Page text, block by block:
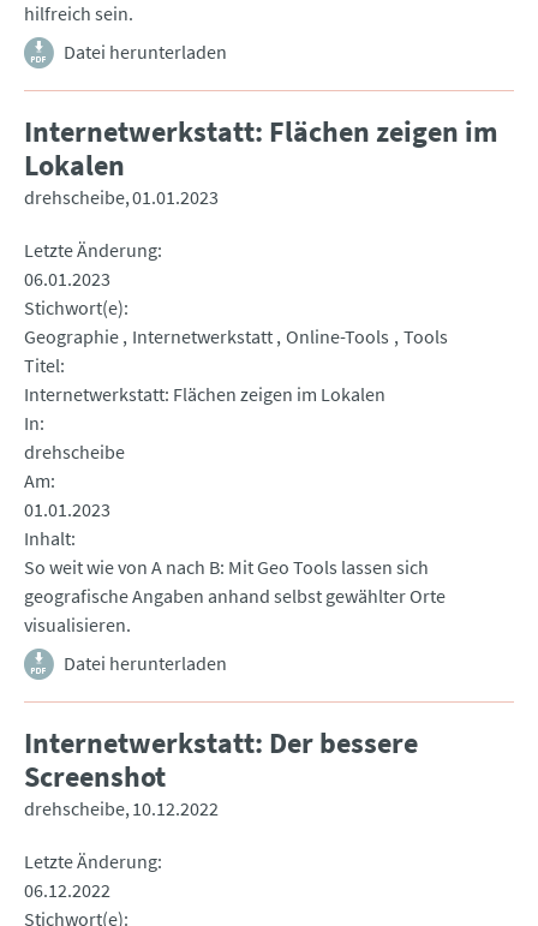
hilfreich sein.
Datei herunterladen
Internetwerkstatt: Flächen zeigen im
Lokalen
drehscheibe 01.01.2023
Letzte Änderung
06.01.2023
Stichwort(e)
Geographie Internetwerkstatt Online-Tools
Tools
Titel
Internetwerkstatt: Flächen zeigen im Lokalen
In
drehscheibe
Am
01.01.2023
Inhalt
So weit wie von A nach B: Mit Geo Tools lassen sich
geografische Angaben anhand selbst gewählter Orte
visualisieren.
Datei herunterladen
Internetwerkstatt: Der bessere
Screenshot
drehscheibe 10.12.2022
Letzte Änderung
06.12.2022
Stichwort(e)